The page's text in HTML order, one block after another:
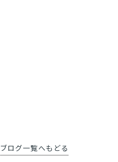
ブログ一覧へもどる